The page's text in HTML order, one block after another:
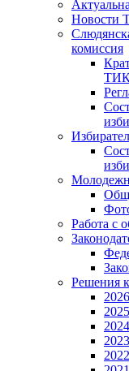
Новости
комиссия
Работа с
Решения